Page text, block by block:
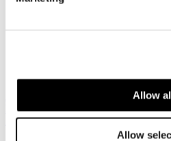
Allow
Allow
per la promozione
abrogazione della legge
(B.U.R. Emilia Romagna n.
Legislazione
Audizioni parlamentari